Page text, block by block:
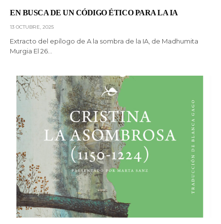
EN BUSCA DE UN CÓDIGO ÉTICO PARA LA IA
13 OCTUBRE, 2025
Extracto del epílogo de A la sombra de la IA, de Madhumita
Murgia El 26…